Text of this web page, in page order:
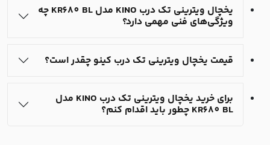
یخچال ویترینی تک درب KINO مدل KR680 BL چه
ویژگی‌های فنی مهمی دارد؟
قیمت یخچال ویترینی تک درب کینو چقدر است؟
برای خرید یخچال ویترینی تک درب KINO مدل
KR680 BL چطور باید اقدام کنم؟